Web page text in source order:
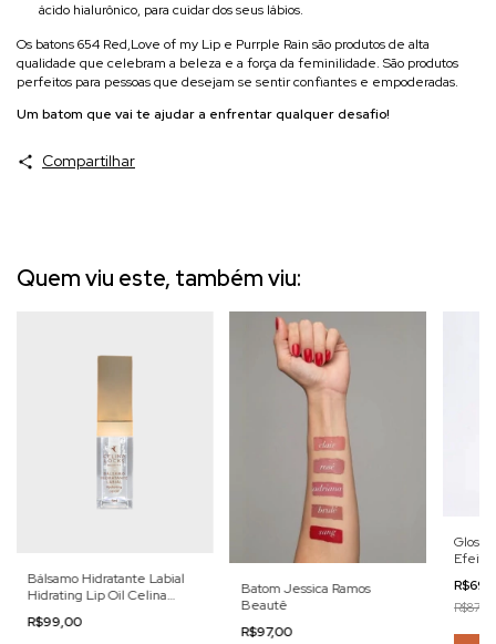
ácido hialurônico, para cuidar dos seus lábios.
Os batons 654 Red,Love of my Lip e Purrple Rain são produtos de alta
qualidade que celebram a beleza e a força da feminilidade. São produtos
perfeitos para pessoas que desejam se sentir confiantes e empoderadas.
Um batom que vai te ajudar a enfrentar qualquer desafio!
Compartilhar
Quem viu este, também viu:
Bálsamo Hidratante Labial
Hidrating Lip Oil Celina
Locks
R$99,00
Batom Jessica Ramos
Beautê
R$97,00
Gloss
Efeito
4,5ml
R$87,00